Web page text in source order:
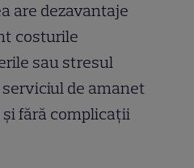
are dezavantaje
costurile
sau stresul
de amanet
fără complicații